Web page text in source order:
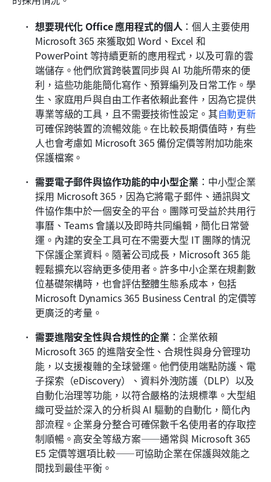
想要現代化 Office 應用程式的個人 ：個人主要使用
Microsoft 365 來獲取如 Word、Excel 和
PowerPoint 等持續更新的應用程式，以及可靠的雲
端儲存。他們欣賞跨裝置同步與 AI 功能所帶來的便
利，這些功能能簡化寫作、預算編列及日常工作。學
生、家庭用戶與自由工作者依賴此套件，因為它提供
專業等級的工具，且不需要技術性設定。其自動更新
可確保跨裝置的流暢效能。在比較長期價值時，有些
人也會考慮如 Microsoft 365 備份定價等附加功能來
保護檔案。
需要電子郵件與協作功能的中小型企業：中小型企業
採用 Microsoft 365，因為它將電子郵件、通訊與文
件協作集中於一個安全的平台。團隊可受益於共用行
事曆、Teams 會議以及即時共同編輯，簡化日常營
運。內建的安全工具可在不需要大型 IT 團隊的情況
下保護企業資料。隨著公司成長，Microsoft 365 能
輕鬆擴充以容納更多使用者。許多中小企業在規劃數
位基礎架構時，也會評估整體生態系成本，包括
Microsoft Dynamics 365 Business Central 的定價等
更廣泛的考量。
需要進階安全性與合規性的企業 ：企業依賴
Microsoft 365 的進階安全性、合規性與身分管理功
能，以支援複雜的全球營運。他們使用端點防護、電
子探索（eDiscovery）、資料外洩防護（DLP）以及
自動化治理等功能，以符合嚴格的法規標準。大型組
織可受益於深入的分析與 AI 驅動的自動化，簡化內
部流程。企業身分整合可確保數千名使用者的存取控
制順暢。高安全等級方案——通常與 Microsoft 365
E5 定價等選項比較——可協助企業在保護與效能之
間找到最佳平衡。